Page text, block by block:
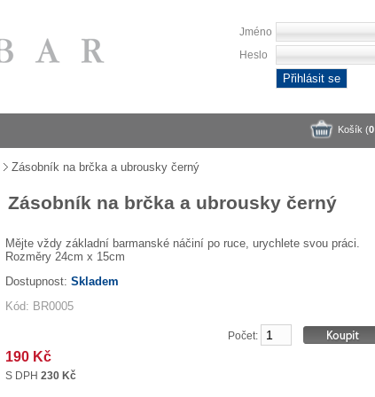
Košík (0
Jméno
Heslo
Přihlásit se
Zásobník na brčka a ubrousky černý
Zásobník na brčka a ubrousky černý
Mějte vždy základní barmanské náčiní po ruce, urychlete svou práci.
Rozměry 24cm x 15cm
Dostupnost: Skladem
Kód: BR0005
Počet:
190 Kč
S DPH 230 Kč